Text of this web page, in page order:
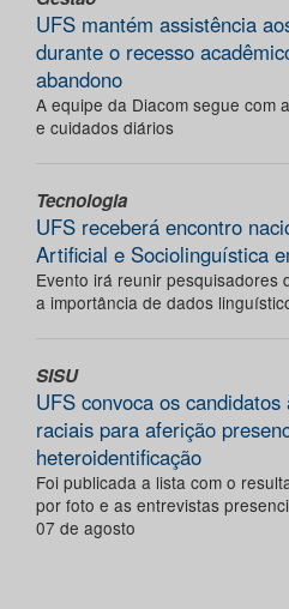
UFS mantém assistência
durante o recesso
abandono
A equipe da Diacom segue com
e cuidados diários
Tecnologia
UFS receberá encontro
Artificial e Sociolinguística
Evento irá reunir pesquisadores
a importância de dados
SISU
UFS convoca os
raciais para aferição
heteroidentificação
Foi publicada a lista com o
por foto e as entrevistas
07 de agosto